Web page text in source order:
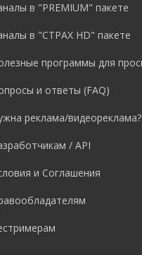
в "PREMIUM" пакете
в "СТРАХ HD" пакете
программы для
и ответы (FAQ)
реклама/видеореклама?
/ API
и Соглашения